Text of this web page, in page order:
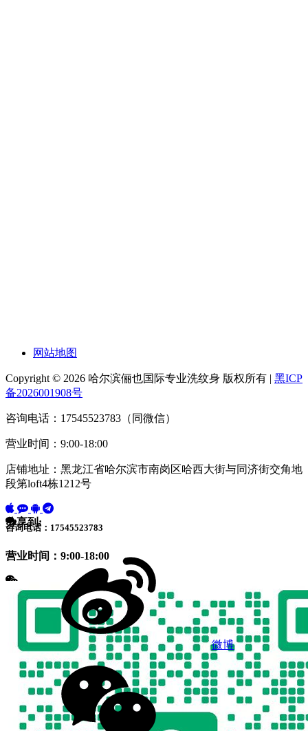
网站地图
Copyright © 2026 哈尔滨俪也国际专业洗纹身 版权所有 | 黑ICP
备2026001908号
咨询电话：17545523783（同微信）
营业时间：9:00-18:00
店铺地址：黑龙江省哈尔滨市南岗区哈西大街与同济街交角地
段第loft4栋1212号
咨询电话：17545523783
营业时间：9:00-18:00
分享到:
微博